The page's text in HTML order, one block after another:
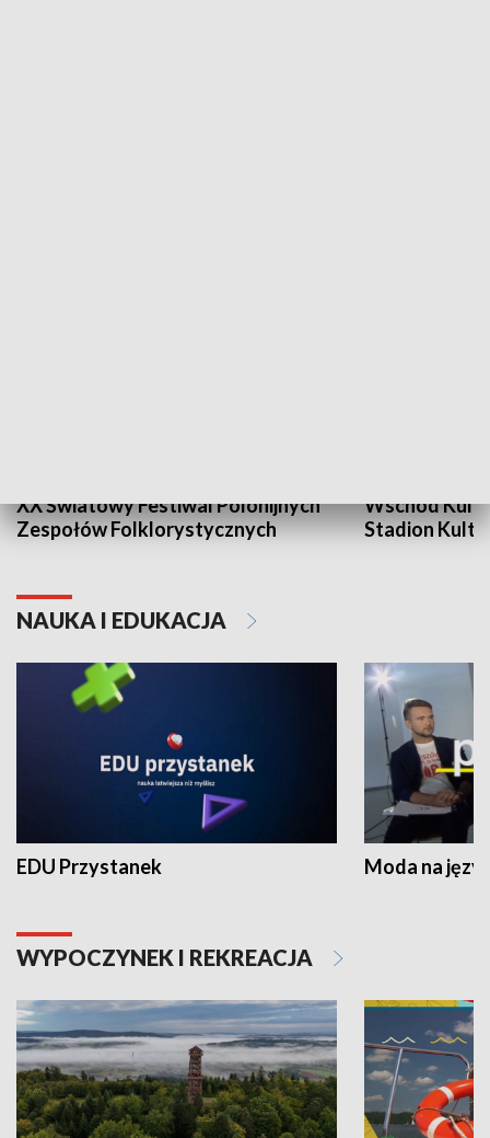
XX Światowy Festiwal Polonijnych
Zespołów Folklorystycznych
Wschód
Stadion
NAUKA I EDUKACJA
EDU Przystanek Moda na
WYPOCZYNEK I REKREACJA